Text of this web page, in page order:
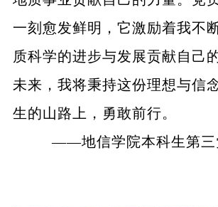
一刻愈发鲜明，它激励着我不
质科学的进步与发展贡献自己
未来，我将秉持这份理想与信
生的山路上，勇敢前行。
——地信学院本科生第三